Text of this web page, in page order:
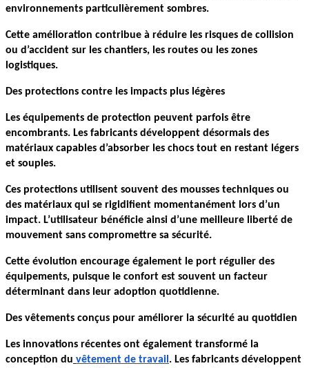
environnements particulièrement sombres.
Cette amélioration contribue à réduire les risques de collision
ou d’accident sur les chantiers, les routes ou les zones
logistiques.
Des protections contre les impacts plus légères
Les équipements de protection peuvent parfois être
encombrants. Les fabricants développent désormais des
matériaux capables d’absorber les chocs tout en restant légers
et souples.
Ces protections utilisent souvent des mousses techniques ou
des matériaux qui se rigidifient momentanément lors d’un
impact. L’utilisateur bénéficie ainsi d’une meilleure liberté de
mouvement sans compromettre sa sécurité.
Cette évolution encourage également le port régulier des
équipements, puisque le confort est souvent un facteur
déterminant dans leur adoption quotidienne.
Des vêtements conçus pour améliorer la sécurité au quotidien
Les innovations récentes ont également transformé la
conception du vêtement de travail . Les fabricants développent